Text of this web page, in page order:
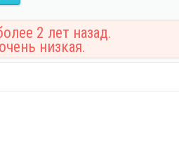
2 лет назад.
низкая.